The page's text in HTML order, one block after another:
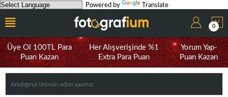
Powered by Translate
0
Üye Ol 100TL Para
Puan Kazan
Her Alışverişinde %1
Extra Para Puan
Yorum Yap-
Puan Kazan